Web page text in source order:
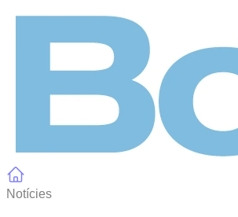
Notícies